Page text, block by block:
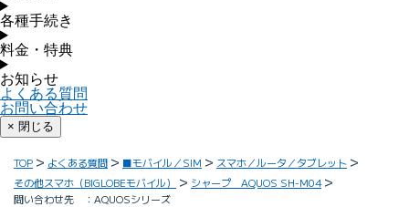
各種手続き
料金・特典
お知らせ
よくある質問
お問い合わせ
× 閉じる
TOP よくある質問 ■モバイル／SIM
スマホ／ルータ／タブレット
その他スマホ（BIGLOBEモバイル）
シャープ AQUOS SH-M04
問い合わせ先 ：AQUOSシリーズ